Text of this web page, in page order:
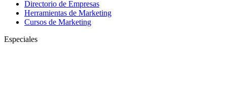
Directorio de Empresas
Herramientas de Marketing
Cursos de Marketing
Especiales